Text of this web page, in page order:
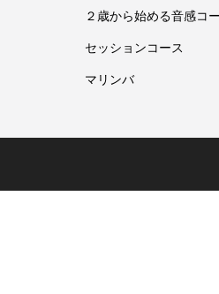
２歳から始める音感コ
セッションコース
マリンバ